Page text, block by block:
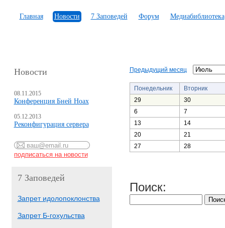
Главная Новости 7 Заповедей Форум Медиабиблиотека
Новости
08.11.2015
Конференция Бней Ноах
05.12.2013
Реконфигурация сервера
7 Заповедей
Запрет идолопоклонства
Запрет Б-гохульства
Предыдущий месяц
Понедельник
Вторник
29
30
6
7
13
14
20
21
27
28
Поиск: